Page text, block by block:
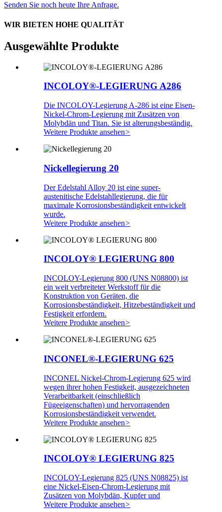
Senden Sie noch heute Ihre Anfrage.
WIR BIETEN HOHE QUALITÄT
Ausgewählte Produkte
INCOLOY®-LEGIERUNG A286
Die INCOLOY-Legierung A-286 ist eine Eisen-
Nickel-Chrom-Legierung mit Zusätzen von
Molybdän und Titan. Sie ist alterungsbeständig.
Weitere Produkte ansehen>
Nickellegierung 20
Der Edelstahl Alloy 20 ist eine super-
austenitische Edelstahllegierung, die für
maximale Korrosionsbeständigkeit entwickelt
wurde.
Weitere Produkte ansehen>
INCOLOY® LEGIERUNG 800
INCOLOY-Legierung 800 (UNS N08800) ist
ein weit verbreiteter Werkstoff für die
Konstruktion von Geräten, die
Korrosionsbeständigkeit, Hitzebeständigkeit und
Festigkeit erfordern.
Weitere Produkte ansehen>
INCONEL®-LEGIERUNG 625
INCONEL Nickel-Chrom-Legierung 625 wird
wegen ihrer hohen Festigkeit, ausgezeichneten
Verarbeitbarkeit (einschließlich
Fügeeigenschaften) und hervorragenden
Korrosionsbeständigkeit verwendet.
Weitere Produkte ansehen>
INCOLOY® LEGIERUNG 825
INCOLOY-Legierung 825 (UNS N08825) ist
eine Nickel-Eisen-Chrom-Legierung mit
Zusätzen von Molybdän, Kupfer und
Weitere Produkte ansehen>